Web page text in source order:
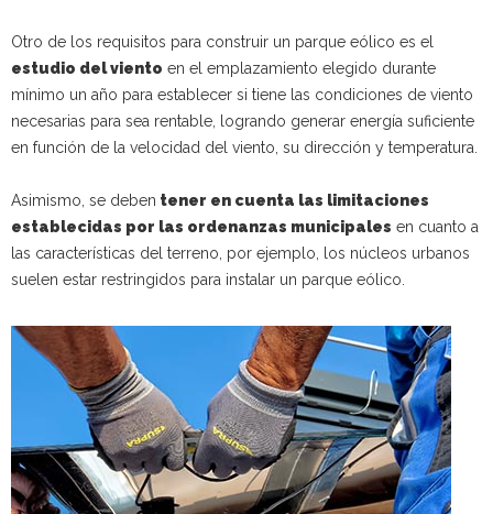
Otro de los requisitos para construir un parque eólico es el
estudio del viento en el emplazamiento elegido durante
mínimo un año para establecer si tiene las condiciones de viento
necesarias para sea rentable, logrando generar energía suficiente
en función de la velocidad del viento, su dirección y temperatura.
Asimismo, se deben tener en cuenta las limitaciones
establecidas por las ordenanzas municipales en cuanto a
las características del terreno, por ejemplo, los núcleos urbanos
suelen estar restringidos para instalar un parque eólico.